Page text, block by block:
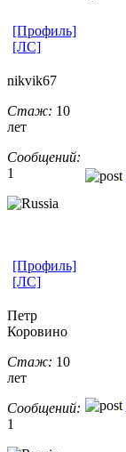
[Профиль]
[ЛС]
nikvik67
Стаж: 10
лет
Сообщений:
1
[Профиль]
[ЛС]
Петр
Коровино
Стаж: 10
лет
Сообщений:
1